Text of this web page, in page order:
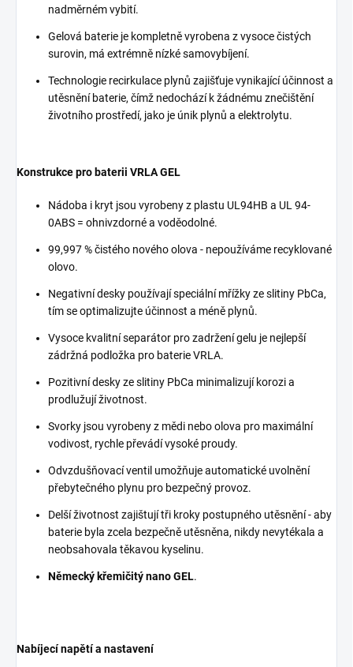
nadměrném vybití.
Gelová baterie je kompletně vyrobena z vysoce čistých
surovin, má extrémně nízké samovybíjení.
Technologie recirkulace plynů zajišťuje vynikající účinnost a
utěsnění baterie, čímž nedochází k žádnému znečištění
životního prostředí, jako je únik plynů a elektrolytu.
Konstrukce pro baterii VRLA GEL
Nádoba i kryt jsou vyrobeny z plastu UL94HB a UL 94-
0ABS = ohnivzdorné a voděodolné.
99,997 % čistého nového olova - nepoužíváme recyklované
olovo.
Negativní desky používají speciální mřížky ze slitiny PbCa,
tím se optimalizujte účinnost a méně plynů.
Vysoce kvalitní separátor pro zadržení gelu je nejlepší
zádržná podložka pro baterie VRLA.
Pozitivní desky ze slitiny PbCa minimalizují korozi a
prodlužují životnost.
Svorky jsou vyrobeny z mědi nebo olova pro maximální
vodivost, rychle převádí vysoké proudy.
Odvzdušňovací ventil umožňuje automatické uvolnění
přebytečného plynu pro bezpečný provoz.
Delší životnost zajištují tři kroky postupného utěsnění - aby
baterie byla zcela bezpečně utěsněna, nikdy nevytékala a
neobsahovala těkavou kyselinu.
Německý křemičitý nano GEL.
Nabíjecí napětí a nastavení